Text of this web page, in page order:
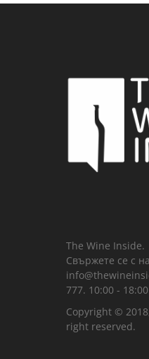
The Wine Inside.
Свържете се с
777. 10:00 -
Copyright ©
right reserved.